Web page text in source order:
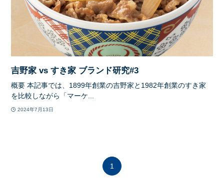
吉野家 vs すき家 ブランド研究#3
概要 本記事では、1899年創業の吉野家と1982年創業のすき家
を比較しながら「マーケ...
2024年7月13日
1